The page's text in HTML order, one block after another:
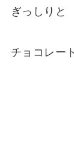
ぎっしりと
チョコレー